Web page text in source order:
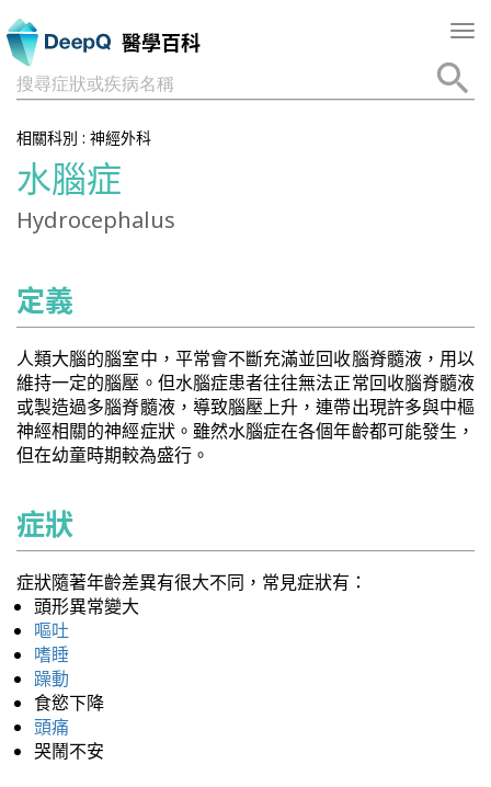
醫學百科
搜尋症狀或疾病名稱
相關科別 : 神經外科
水腦症
Hydrocephalus
定義
人類大腦的腦室中，平常會不斷充滿並回收腦脊髓液，用以
維持一定的腦壓。但水腦症患者往往無法正常回收腦脊髓液
或製造過多腦脊髓液，導致腦壓上升，連帶出現許多與中樞
神經相關的神經症狀。雖然水腦症在各個年齡都可能發生，
但在幼童時期較為盛行。
症狀
症狀隨著年齡差異有很大不同，常見症狀有：
頭形異常變大
嘔吐
嗜睡
躁動
食慾下降
頭痛
哭鬧不安